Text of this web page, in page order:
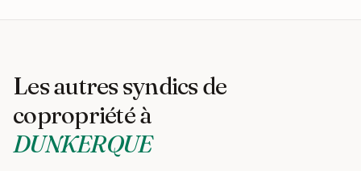
Les autres syndics de
copropriété à
DUNKERQUE